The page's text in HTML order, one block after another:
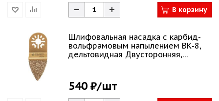
В корзину
Шлифовальная насадка c карбид-
вольфрамовым напылением ВК-8,
дельтовидная Двусторонняя,
540 ₽/шт